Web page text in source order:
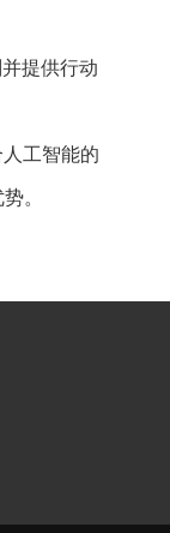
提供行动
工智能的
。